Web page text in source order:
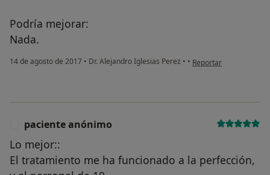
Podría mejorar:
Nada.
14 de agosto de 2017 • Dr. Alejandro Iglesias Perez • • en opinión del usuario
Reportar
paciente anónimo
Lo mejor::
El tratamiento me ha funcionado a la perfección,